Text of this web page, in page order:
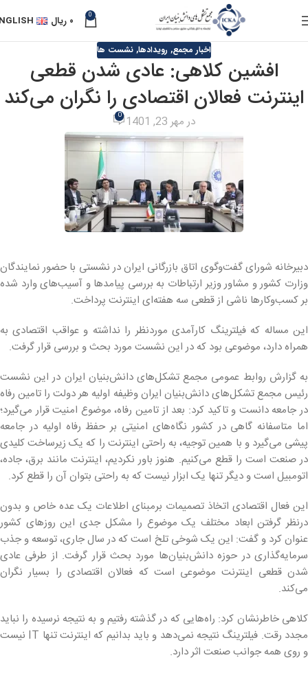
0 ۰ ریال
اخبار مجمع, رویدادها, نشست ها
افشین کلاهی: عادی شدن قطعی
اینترنت فعالان اقتصادی را نگران می‌کند
در مهر 23, 1401 0
دبیرخانه شورای گفت‌وگوی اتاق بازرگانی ایران در نشستی با حضور نمایندگان
وزارت کشور و مشاور وزیر ارتباطات به بررسی پیامدها و آسیب‌های وارد شده
بر کسب‌وکارها ناشی از قطعی سه هفته‌ای اینترنت پرداخت.
این مساله که فیلترینگ کارآمدی موردنظر را نداشته و عواقب اقتصادی به
همراه دارد، موضوعی بود که در این نشست مورد بحث و بررسی قرار گرفت.
به گزارش روابط عمومی مجمع تشکل‌های دانش‌بنیان ایران در این نشست
رئیس مجمع تشکل‌های دانش‌بنیان ایران وظیفه اولیه هر دولت را تامین رفاه
در جامعه دانست و تاکید کرد: بعد از تامین رفاه، موضوع امنیت قرار می‌گیرد؛
اما متاسفانه گاهی در کشور نگاه‌های امنیتی بر حفظ رفاه اولیه در جامعه
پیشی می‌گیرد و با همین توجیه، به راحتی اینترنت را که یک زیرساخت کلیدی
در صنعت است را قطع می‌کنیم. هنوز باور نکردیم، اینترنت مانند برق، جاده،
اتومبیل است و دیگر تنها یک ابزار نیست که به راحتی بتوان آن را قطع کرد.
این فعال اقتصادی اتخاذ تصمیمات برمبنای اطلاعات یک عده خاص و بدون
درنظر گرفتن ابعاد مختلف یک موضوع را مشکل جدی این روزهای کشور
عنوان کرد و گفت: این یک شوخی تلخ است که در سال جاری، توسعه و جذب
سرمایه‌گذاری در حوزه دانش‌بنیان‌ها مورد بحث قرار گرفت. از طرفی عادی
شدن قطعی اینترنت موضوعی است که فعالان اقتصادی را بسیار نگران
می‌کند.
کلاهی خاطرنشان کرد: راه‌هایی که در گذشته رفتیم و به نتیجه نرسیده را نباید
مجدد رقت. فیلترینگ نتیجه نمی‌دهد و باید بدانیم که اینترنت تنها IT نیست
و روی همه جوانب صنعت اثر دارد.